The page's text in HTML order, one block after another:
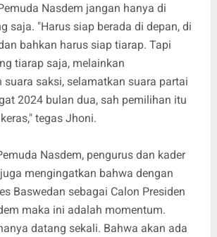
Nasdem jangan hanya di
saja. "Harus siap berada di depan, di
bahkan harus siap tiarap. Tapi
tiarap saja, melainkan
suara saksi, selamatkan suara partai
2024 bulan dua, sah pemilihan itu
tegas Jhoni.
Nasdem, pengurus dan kader
mengingatkan bahwa dengan
Baswedan sebagai Calon Presiden
maka ini adalah momentum.
datang sekali. Bahwa akan ada